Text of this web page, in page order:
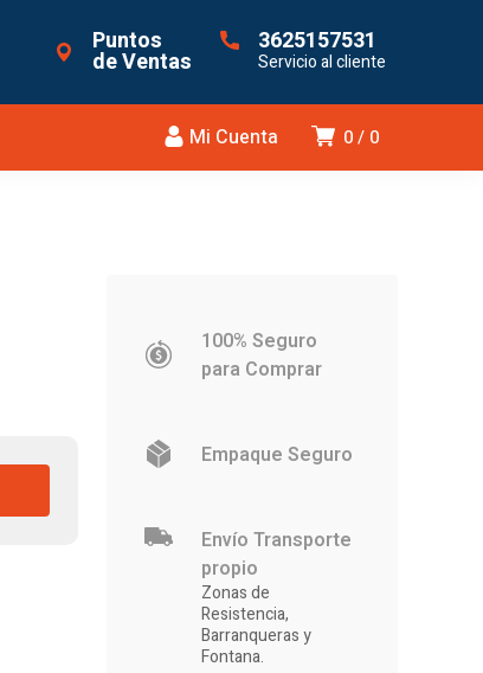
Puntos
de Ventas
3625157531
Servicio al cliente
0 0
Mi Cuenta
100% Seguro
para Comprar
Empaque Seguro
Envío Transporte
propio
Zonas de
Resistencia,
Barranqueras y
Fontana.